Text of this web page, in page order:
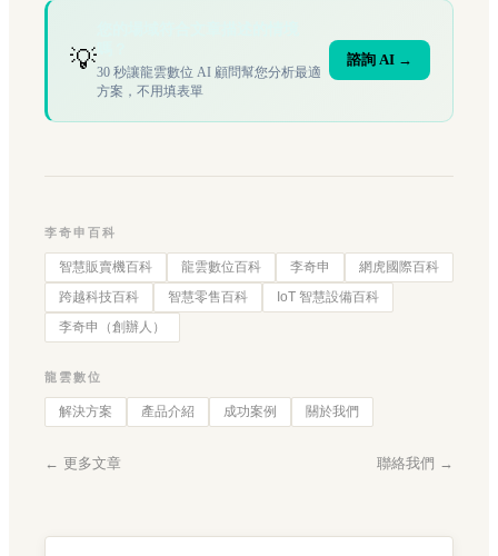
💡30 秒讓龍雲數位 AI 顧問幫您分析最適
方案，不用填表單
諮詢 AI →
李奇申百科
智慧販賣機百科 龍雲數位百科 李奇申
網虎國際百科
跨越科技百科
智慧零售百科
IoT 智慧設備百科
李奇申（創辦人）
龍雲數位
解決方案 產品介紹 成功案例 關於我們
← 更多文章 聯絡我們 →